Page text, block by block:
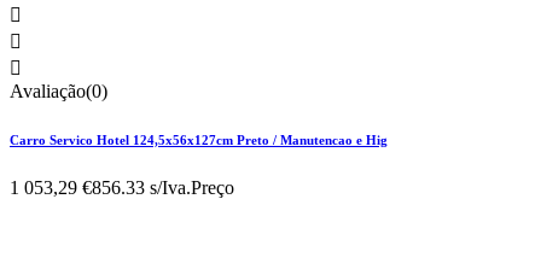



Avaliação(0)
Carro Servico Hotel 124,5x56x127cm Preto / Manutencao e Hig
1 053,29 €856.33 s/Iva.Preço